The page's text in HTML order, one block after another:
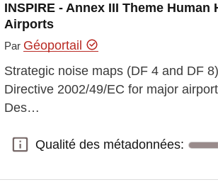
INSPIRE - Annex III Theme
Airports
Par Géoportail
Strategic noise maps (DF 4 and DF
Directive 2002/49/EC for major
Des…
Qualité des métadonnées:
Qualité des métadonnées: